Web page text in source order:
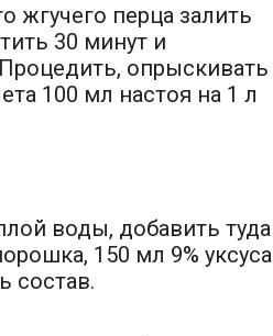
жгучего перца залить
30 минут и
опрыскивать
100 мл настоя на 1 л
воды, добавить туда
150 мл 9%
состав.